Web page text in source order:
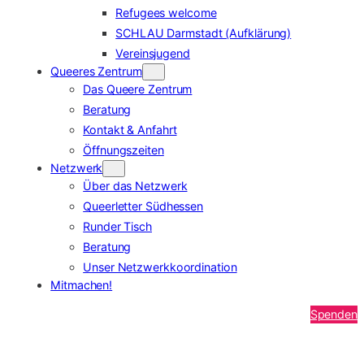
Refugees welcome
SCHLAU Darmstadt (Aufklärung)
Vereinsjugend
Queeres Zentrum
Das Queere Zentrum
Beratung
Kontakt & Anfahrt
Öffnungszeiten
Netzwerk
Über das Netzwerk
Queerletter Südhessen
Runder Tisch
Beratung
Unser Netzwerkkoordination
Mitmachen!
Spenden